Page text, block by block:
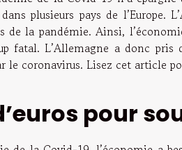
plusieurs pays de l’Europe.
de la pandémie. Ainsi,
fatal. L’Allemagne a donc
le coronavirus. Lisez cet article
pour